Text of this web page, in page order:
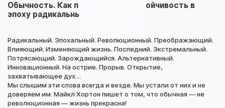
Обычность. Как придать вере устойчивость в
эпоху радикальных перемен.
Радикальный. Эпохальный. Революционный. Преображающий.
Влияющий. Изменяющий жизнь. Последний. Экстремальный.
Потрясающий. Зарождающийся. Альтернативный.
Инновационный. На острие. Прорыв. Открытие,
захватывающее дух…
Мы слышим эти слова всегда и везде. Мы устали от них и не
доверяем им. Майкл Хортон пишет о том, что обычная — не
революционная — жизнь прекрасна!